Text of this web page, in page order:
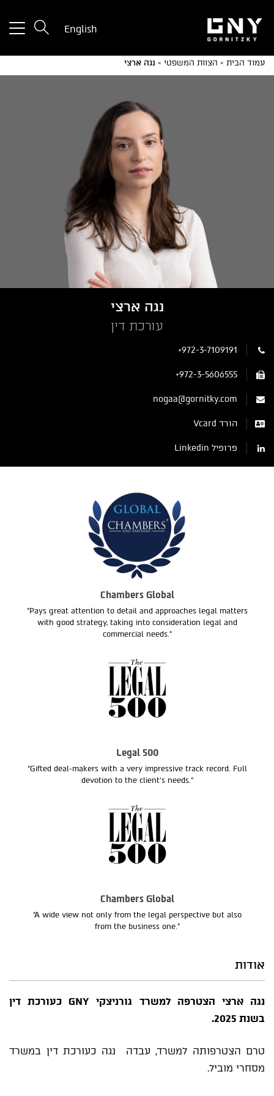
English
עמוד הבית » הצוות המשפטי » נגה ארצי
נגה ארצי
עורכת דין
+972-3-7109191
+972-3-5606555
nogaa@gornitky.com
הורד Vcard
פרופיל Linkedin
Chambers Global
"Pays great attention to detail and approaches legal matters
with good strategy, taking into consideration legal and
commercial needs."
Legal 500
"Gifted deal-makers with a very impressive track record. Full
devotion to the client’s needs.“
Chambers Global
“A wide view not only from the legal perspective but also
from the business one.”
אודות
נגה ארצי הצטרפה למשרד גורניצקי GNY כעורכת דין
בשנת 2025.
טרם הצטרפותה למשרד, עבדה נגה כעורכת דין במשרד
מסחרי מוביל.